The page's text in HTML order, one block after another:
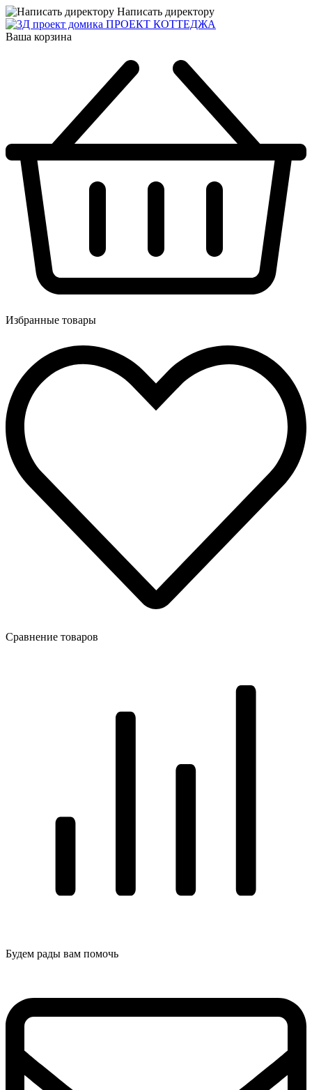
Написать директору
ПРОЕКТ КОТТЕДЖА
Ваша корзина
Избранные товары
Сравнение товаров
Будем рады вам помочь